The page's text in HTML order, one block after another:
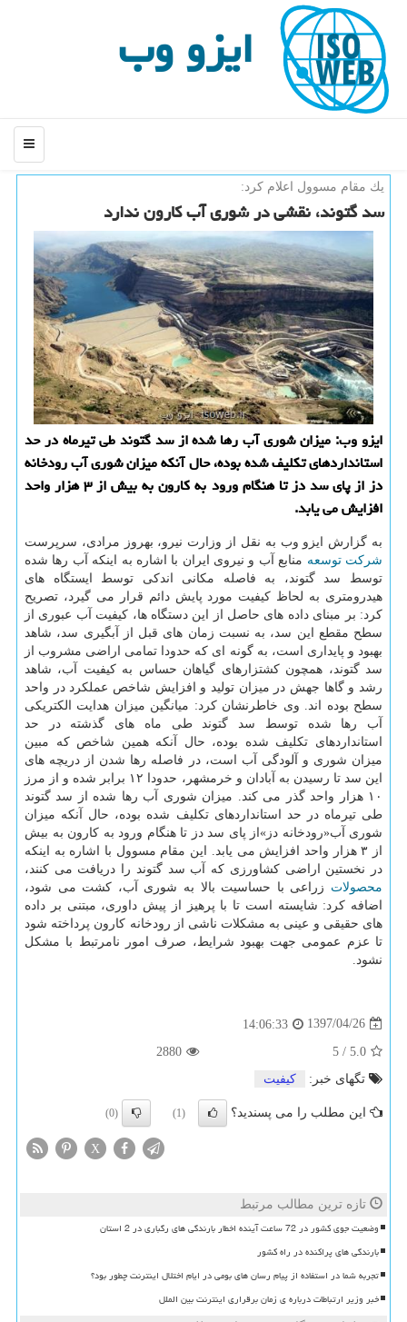
ایزو وب
منو
یك مقام مسوول اعلام كرد:
سد گتوند، نقشی در شوری آب كارون ندارد
ایزو وب: میزان شوری آب رها شده از سد گتوند طی تیرماه در حد
استانداردهای تكلیف شده بوده، حال آنكه میزان شوری آب رودخانه
دز از پای سد دز تا هنگام ورود به كارون به بیش از ۳ هزار واحد
افزایش می یابد.
به گزارش ایزو وب به نقل از وزارت نیرو، بهروز مرادی، سرپرست
شركت توسعه منابع آب و نیروی ایران با اشاره به اینكه آب رها شده
توسط سد گتوند، به فاصله مكانی اندكی توسط ایستگاه های
هیدرومتری به لحاظ كیفیت مورد پایش دائم قرار می گیرد، تصریح
كرد: بر مبنای داده های حاصل از این دستگاه ها، كیفیت آب عبوری از
سطح مقطع این سد، به نسبت زمان های قبل از آبگیری سد، شاهد
بهبود و پایداری است، به گونه ای كه حدودا تمامی اراضی مشروب از
سد گتوند، همچون كشتزارهای گیاهان حساس به كیفیت آب، شاهد
رشد و گاها جهش در میزان تولید و افزایش شاخص عملكرد در واحد
سطح بوده اند. وی خاطرنشان كرد: میانگین میزان هدایت الكتریكی
آب رها شده توسط سد گتوند طی ماه های گذشته در حد
استانداردهای تكلیف شده بوده، حال آنكه همین شاخص كه مبین
میزان شوری و آلودگی آب است، در فاصله رها شدن از دریچه های
این سد تا رسیدن به آبادان و خرمشهر، حدودا ۱۲ برابر شده و از مرز
۱۰ هزار واحد گذر می كند. میزان شوری آب رها شده از سد گتوند
طی تیرماه در حد استانداردهای تكلیف شده بوده، حال آنكه میزان
شوری آب«رودخانه دز»از پای سد دز تا هنگام ورود به كارون به بیش
از ۳ هزار واحد افزایش می یابد. این مقام مسوول با اشاره به اینكه
در نخستین اراضی كشاورزی كه آب سد گتوند را دریافت می كنند،
محصولات زراعی با حساسیت بالا به شوری آب، كشت می شود،
اضافه كرد: شایسته است تا با پرهیز از پیش داوری، مبتنی بر داده
های حقیقی و عینی به مشكلات ناشی از رودخانه كارون پرداخته شود
تا عزم عمومی جهت بهبود شرایط، صرف امور نامرتبط با مشكل
نشود.
1397/04/26
14:06:33
5.0
/
5
2880
تگهای خبر:
كیفیت
این مطلب را می پسندید؟ (1)
(0)
X
تازه ترین مطالب مرتبط
وضعیت جوی کشور در 72 ساعت آینده اخطار بارندگی های رگباری در 2 استان
بارندگی های پراکنده در راه کشور
تجربه شما در استفاده از پیام رسان های بومی در ایام اختلال اینترنت چطور بود؟
خبر وزیر ارتباطات درباره ی زمان برقراری اینترنت بین الملل